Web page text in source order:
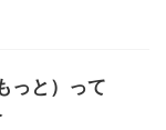
っと）って